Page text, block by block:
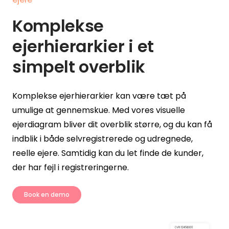
Komplekse
ejerhierarkier i et
simpelt overblik
Komplekse ejerhierarkier kan være tæt på
umulige at gennemskue. Med vores visuelle
ejerdiagram bliver dit overblik større, og du kan få
indblik i både selvregistrerede og udregnede,
reelle ejere. Samtidig kan du let finde de kunder,
der har fejl i registreringerne.
Book en demo